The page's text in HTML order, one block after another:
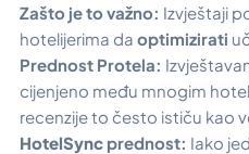
Zašto je to važno: Izvještaji
hotelijerima da optimizirati
Prednost Protela:
cijenjeno među mnogim
recenzije to često ističu kao
HotelSync prednost: Iako